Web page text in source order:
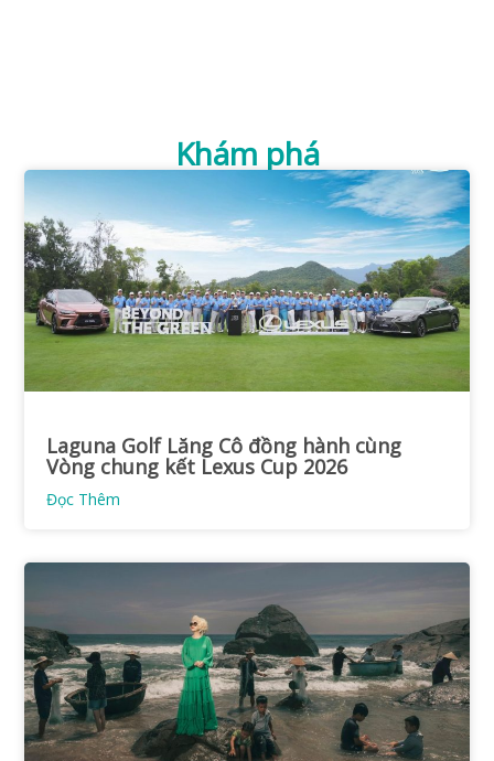
Khám phá
Laguna Golf Lăng Cô đồng hành cùng
Vòng chung kết Lexus Cup 2026
Đọc Thêm